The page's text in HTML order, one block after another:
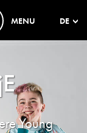
MENU DE
Young